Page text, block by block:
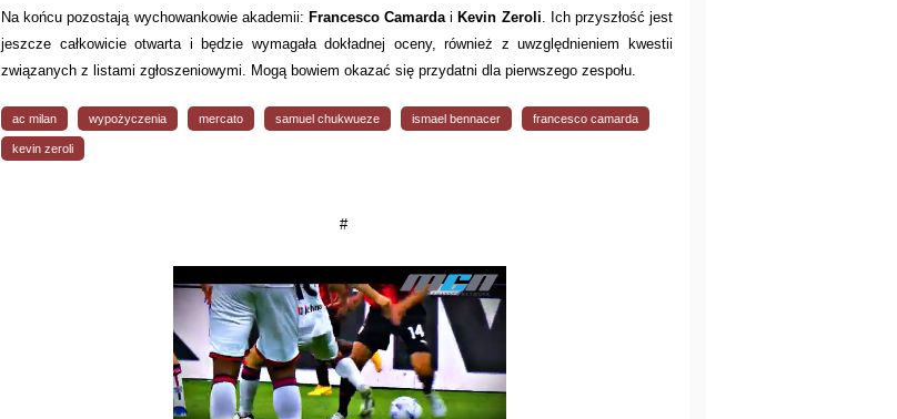
Na końcu pozostają wychowankowie akademii: Francesco Camarda iKevin Zeroli . Ich przyszłość jest
jeszcze całkowicie otwarta i będzie wymagała dokładnej oceny, również z uwzględnieniem kwestii
związanych z listami zgłoszeniowymi. Mogą bowiem okazać się przydatni dla pierwszego zespołu.
ac milan wypożyczenia mercato samuel chukwueze ismael bennacer francesco camarda
kevin zeroli
#